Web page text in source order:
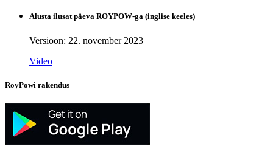
Alusta ilusat päeva ROYPOW-ga (inglise keeles)
Versioon: 22. november 2023
Video
RoyPowi rakendus